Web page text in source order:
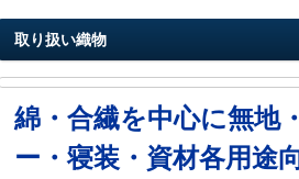
取り扱い織物
綿・合繊を中心に無地
ー・寝装・資材各用途